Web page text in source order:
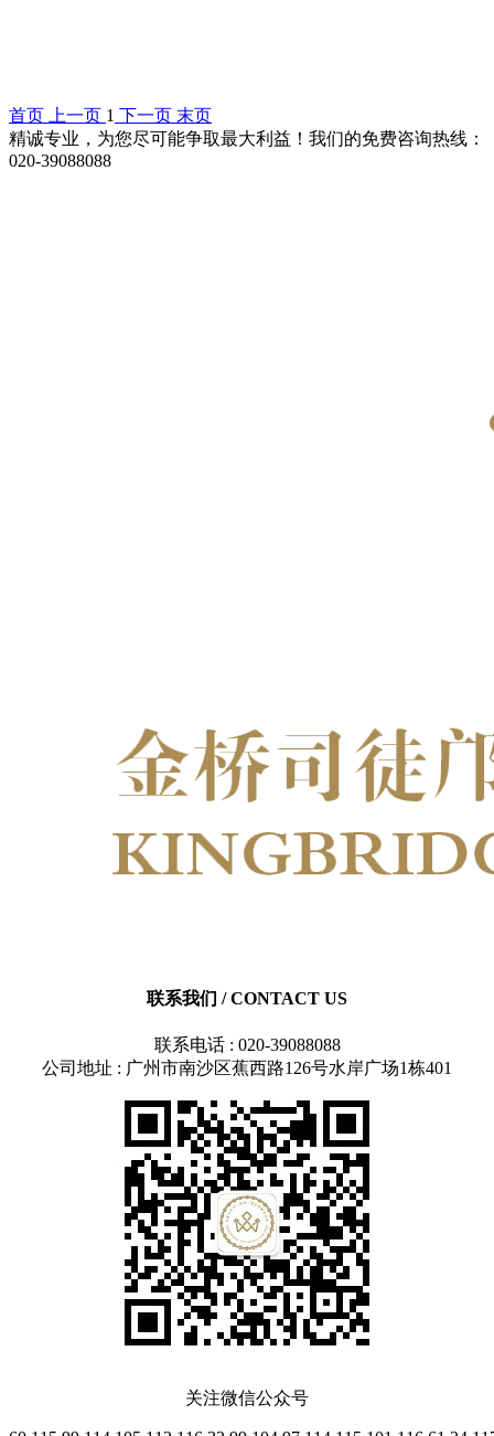
首页 上一页 1 下一页 末页
精诚专业，为您尽可能争取最大利益！我们的免费咨询热线：
020-39088088
联系我们 / CONTACT US
联系电话 : 020-39088088
公司地址 : 广州市南沙区蕉西路126号水岸广场1栋401
关注微信公众号